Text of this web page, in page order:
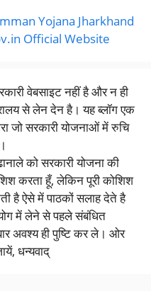
Yojana Jharkhand
Official Website
वेबसाइट नहीं है और न ही
से लेन देन है। यह ब्लॉग एक
जो सरकारी योजनाओं में रुचि
को सरकारी योजना की
करता हूँ, लेकिन पूरी कोशिश
है ऐसे में पाठकों सलाह देते है
में लेने से पहले संबंधित
अवश्य ही पुष्टि कर ले। ओर
धन्यवाद्